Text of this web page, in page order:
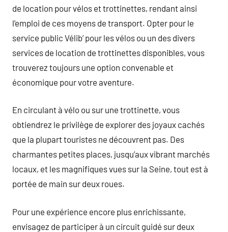
de location pour vélos et trottinettes, rendant ainsi
l’emploi de ces moyens de transport. Opter pour le
service public Vélib’ pour les vélos ou un des divers
services de location de trottinettes disponibles, vous
trouverez toujours une option convenable et
économique pour votre aventure.
En circulant à vélo ou sur une trottinette, vous
obtiendrez le privilège de explorer des joyaux cachés
que la plupart touristes ne découvrent pas. Des
charmantes petites places, jusqu’aux vibrant marchés
locaux, et les magnifiques vues sur la Seine, tout est à
portée de main sur deux roues.
Pour une expérience encore plus enrichissante,
envisagez de participer à un circuit guidé sur deux